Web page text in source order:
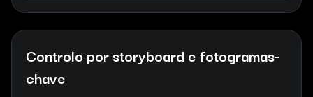
Controlo por storyboard e fotogramas-
chave